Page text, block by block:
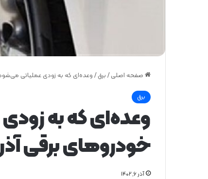
صفحه اصلی / برق /وعده‌ای که به زودی عملیاتی
برق
وعده‌ای که به
خودروهای برقی
آذر ۶, ۱۴۰۲